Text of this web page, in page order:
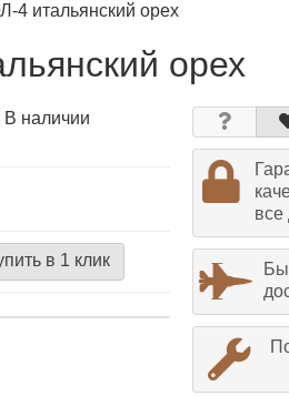
4 итальянский орех
орех
В наличии
в 1 клик
все